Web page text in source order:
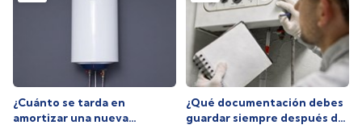
¿Cuánto se tarda en
amortizar una nueva
¿Qué documentación debes
guardar siempre después de